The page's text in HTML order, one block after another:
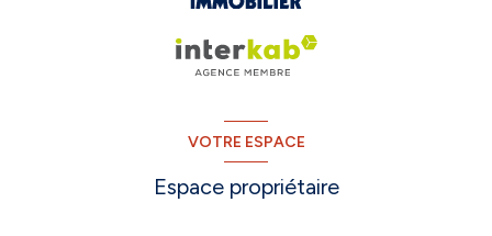
VOTRE ESPACE
Espace propriétaire